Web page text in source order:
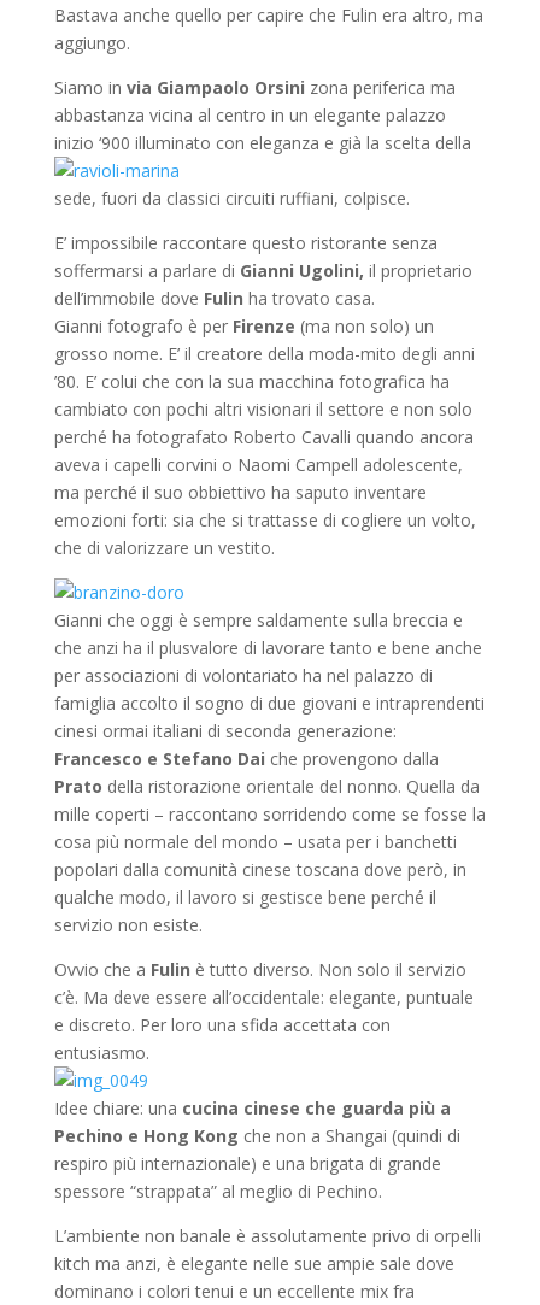
Bastava anche quello per capire che Fulin era altro, ma
aggiungo.
Siamo in via Giampaolo Orsini zona periferica ma
abbastanza vicina al centro in un elegante palazzo
inizio ‘900 illuminato con eleganza e già la scelta della
sede, fuori da classici circuiti ruffiani, colpisce.
E’ impossibile raccontare questo ristorante senza
soffermarsi a parlare di Gianni Ugolini, il proprietario
dell’immobile dove Fulin ha trovato casa.
Gianni fotografo è per Firenze (ma non solo) un
grosso nome. E’ il creatore della moda-mito degli anni
’80. E’ colui che con la sua macchina fotografica ha
cambiato con pochi altri visionari il settore e non solo
perché ha fotografato Roberto Cavalli quando ancora
aveva i capelli corvini o Naomi Campell adolescente,
ma perché il suo obbiettivo ha saputo inventare
emozioni forti: sia che si trattasse di cogliere un volto,
che di valorizzare un vestito.
Gianni che oggi è sempre saldamente sulla breccia e
che anzi ha il plusvalore di lavorare tanto e bene anche
per associazioni di volontariato ha nel palazzo di
famiglia accolto il sogno di due giovani e intraprendenti
cinesi ormai italiani di seconda generazione:
Francesco e Stefano Dai che provengono dalla
Prato della ristorazione orientale del nonno. Quella da
mille coperti – raccontano sorridendo come se fosse la
cosa più normale del mondo – usata per i banchetti
popolari dalla comunità cinese toscana dove però, in
qualche modo, il lavoro si gestisce bene perché il
servizio non esiste.
Ovvio che a Fulin è tutto diverso. Non solo il servizio
c’è. Ma deve essere all’occidentale: elegante, puntuale
e discreto. Per loro una sfida accettata con
entusiasmo.
Idee chiare: una cucina cinese che guarda più a
Pechino e Hong Kong che non a Shangai (quindi di
respiro più internazionale) e una brigata di grande
spessore “strappata” al meglio di Pechino.
L’ambiente non banale è assolutamente privo di orpelli
kitch ma anzi, è elegante nelle sue ampie sale dove
dominano i colori tenui e un eccellente mix fra